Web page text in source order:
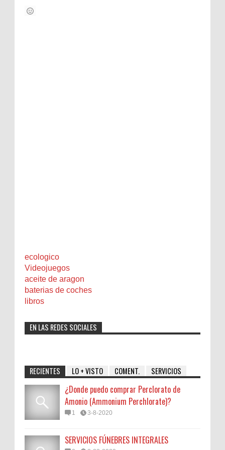
ecologico
Videojuegos
aceite de aragon
baterias de coches
libros
EN LAS REDES SOCIALES
RECIENTES LO + VISTO COMENT. SERVICIOS
¿Donde puedo comprar Perclorato de
Amonio (Ammonium Perchlorate)?
1 3-8-2020
SERVICIOS FÚNEBRES INTEGRALES